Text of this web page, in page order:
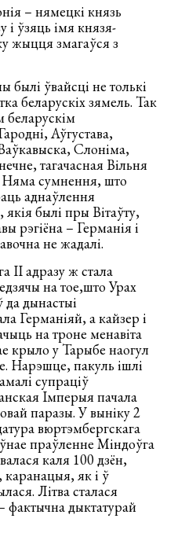
– нямецкі князь
і ўзяць імя князя-
жыцця змагаўся з
былі ўвайсці не толькі
беларускіх зямель. Так
Аўгустава,
Слоніма,
тагачасная Вільня
Няма сумнення, што
аднаўлення
былі пры Вітаўту,
рэгіёна – Германія і
не жадалі.
II адразу ж стала
на тое,што Урах
дынастыі
Германіяй, а кайзер і
на троне менавіта
крыло у Тарыбе наогул
Нарэшце, пакуль ішлі
супраціў
Імперыя пачала
паразы. У выніку 2
вюртэмбергскага
праўленне Міндоўга
каля 100 дзён,
каранацыя, як і ў
Літва сталася
фактычна дыктатурай